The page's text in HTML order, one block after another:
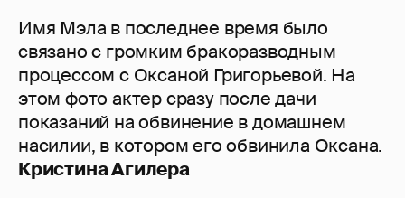
Имя Мэла в последнее время было
связано с громким бракоразводным
процессом с Оксаной Григорьевой. На
этом фото актер сразу после дачи
показаний на обвинение в домашнем
насилии, в котором его обвинила Оксана.
Кристина Агилера